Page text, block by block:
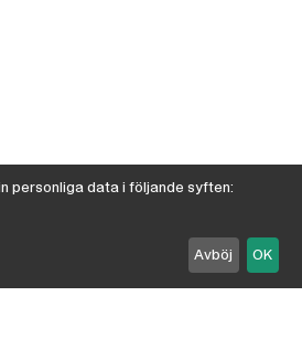
personliga data i följande syften:
Avböj OK